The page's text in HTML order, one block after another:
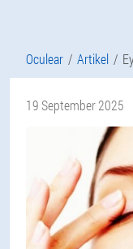
Oculear Artikel
19 September 2025